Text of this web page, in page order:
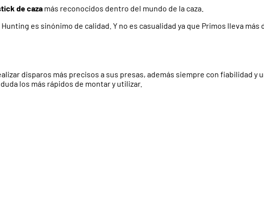
de caza más reconocidos dentro del mundo de la caza.
es sinónimo de calidad. Y no es casualidad ya que Primos lleva
disparos más precisos a sus presas, además siempre con fiabilidad y
los más rápidos de montar y utilizar.